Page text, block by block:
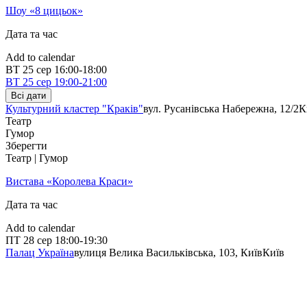
Шоу «8 цицьок»
Дата та час
Add to calendar
ВТ 25 сер 16:00-18:00
ВТ 25 сер 19:00-21:00
Всі дати
Культурний кластер "Краків"вул. Русанівська Набережна, 12/2
Театр
Гумор
Зберегти
Театр | Гумор
Вистава «Королева Краси»
Дата та час
Add to calendar
ПТ 28 сер 18:00-19:30
Палац Українавулиця Велика Васильківська, 103, КиївКиїв